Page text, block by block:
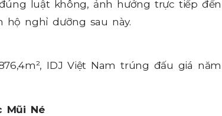
luật không, ảnh hưởng trực tiếp đến
hộ nghỉ dưỡng sau này.
IDJ Việt Nam trúng đấu giá năm
Mũi Né